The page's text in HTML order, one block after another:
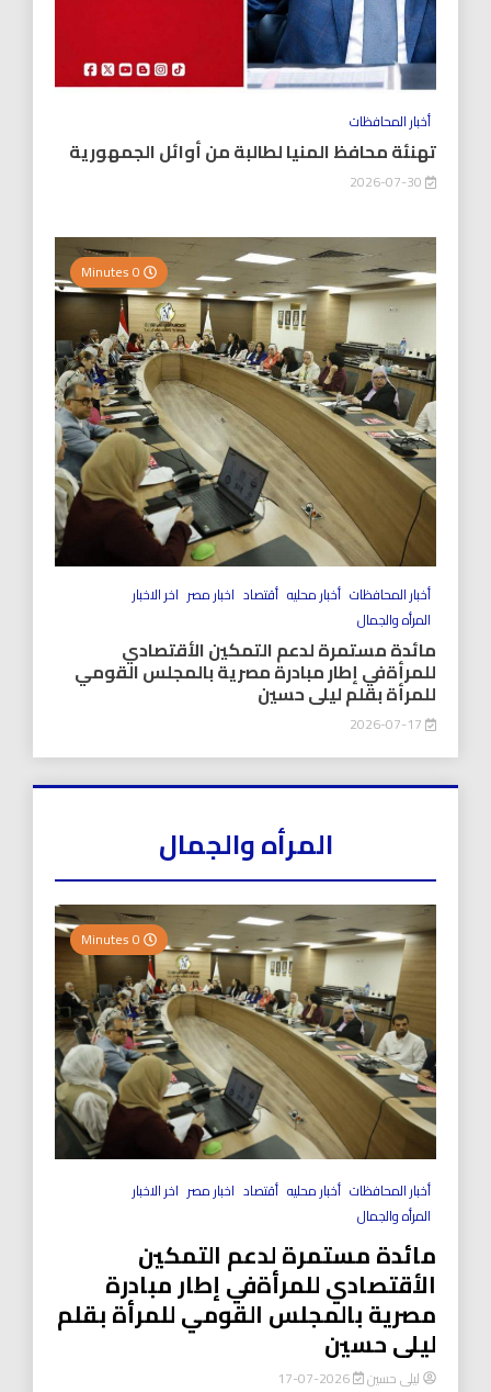
أخبار المحافظات
تهنئة محافظ المنيا لطالبة من أوائل الجمهورية
أخبار المحافظات أخبار محليه أقتصاد اخبار مصر اخر الاخبار
المرأه والجمال
مائدة مستمرة لدعم التمكين الأقتصادي
للمرأةفي إطار مبادرة مصرية بالمجلس القومي
للمرأة بقلم ليلى حسين
المرأه والجمال
أخبار المحافظات أخبار محليه أقتصاد اخبار مصر اخر الاخبار
المرأه والجمال
مائدة مستمرة لدعم التمكين
الأقتصادي للمرأةفي إطار مبادرة
مصرية بالمجلس القومي للمرأة بقلم
ليلى حسين
ليلى حسين 2026-07-17